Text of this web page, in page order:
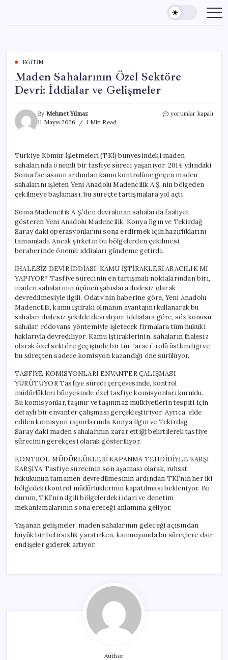
content
EĞITIM
Maden Sahalarının Özel Sektöre
Devri: İddialar ve Gelişmeler
By Mehmet Yılmaz
11 Mayıs 2026
1 Min Read
Maden
İddialar
ve
Gelişmeler
için
yorumlar kapalı
Türkiye Kömür İşletmeleri (TKİ) bünyesindeki maden
sahalarında önemli bir tasfiye süreci yaşanıyor. 2014 yılındaki
Soma faciasının ardından kamu kontrolüne geçen maden
sahalarını işleten Yeni Anadolu Madencilik A.Ş.’nin bölgeden
çekilmeye başlaması, bu süreçte tartışmalara yol açtı.
Soma Madencilik A.Ş.’den devralınan sahalarda faaliyet
gösteren Yeni Anadolu Madencilik, Konya Ilgın ve Tekirdağ
Saray’daki operasyonlarını sona erdirmek için hazırlıklarını
tamamladı. Ancak şirketin bu bölgelerden çekilmesi,
beraberinde önemli iddiaları gündeme getirdi.
İHALESİZ DEVİR İDDİASI: KAMU İŞTİRAKLERİ ARACILIK MI
YAPIYOR? Tasfiye sürecinin en tartışmalı noktalarından biri,
maden sahalarının üçüncü şahıslara ihalesiz olarak
devredilmesiyle ilgili. Odatv’nin haberine göre, Yeni Anadolu
Madencilik, kamu iştiraki olmanın avantajını kullanarak bu
sahaları ihalesiz şekilde devralıyor. İddialara göre, söz konusu
sahalar, rödovans yöntemiyle işletecek firmalara tüm hukuki
haklarıyla devrediliyor. Kamu iştiraklerinin, sahaların ihalesiz
olarak özel sektöre geçişinde bir tür “aracı” rolü üstlendiği ve
bu süreçten sadece komisyon kazandığı öne sürülüyor.
TASFİYE KOMİSYONLARI ENVANTER ÇALIŞMASI
YÜRÜTÜYOR Tasfiye süreci çerçevesinde, kontrol
müdürlükleri bünyesinde özel tasfiye komisyonları kuruldu.
Bu komisyonlar, taşınır ve taşınmaz mülkiyetlerin tespiti için
detaylı bir envanter çalışması gerçekleştiriyor. Ayrıca, elde
edilen komisyon raporlarında Konya Ilgın ve Tekirdağ
Saray’daki maden sahalarının zarar ettiği belirtilerek tasfiye
sürecinin gerekçesi olarak gösteriliyor.
KONTROL MÜDÜRLÜKLERİ KAPANMA TEHDİDİYLE KARŞI
KARŞIYA Tasfiye sürecinin son aşaması olarak, ruhsat
hukukunun tamamen devredilmesinin ardından TKİ’nin her iki
bölgedeki kontrol müdürlüklerinin kapatılması bekleniyor. Bu
durum, TKİ’nin ilgili bölgelerdeki idari ve denetim
mekanizmalarının sona ereceği anlamına geliyor.
Yaşanan gelişmeler, maden sahalarının geleceği açısından
büyük bir belirsizlik yaratırken, kamuoyunda bu süreçlere dair
endişeler giderek artıyor.
Author